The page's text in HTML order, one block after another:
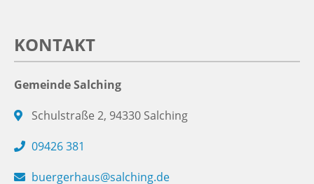
KONTAKT
Gemeinde Salching
Schulstraße 2, 94330 Salching
09426 381
buergerhaus@salching.de